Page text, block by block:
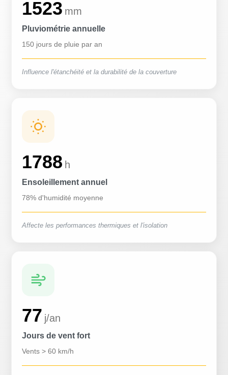
1523 mm
Pluviométrie annuelle
150 jours de pluie par an
Influence l'étanchéité et la durabilité de la couverture
1788 h
Ensoleillement annuel
78% d'humidité moyenne
Affecte les performances thermiques et l'isolation
77 j/an
Jours de vent fort
Vents > 60 km/h